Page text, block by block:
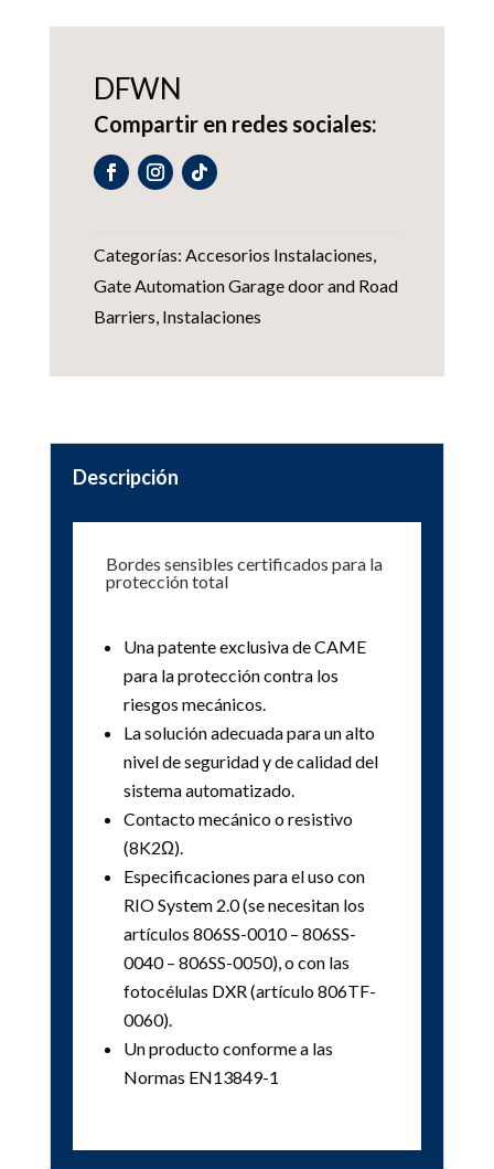
DFWN
Compartir en redes sociales:
Categorías: Accesorios Instalaciones,
Gate Automation Garage door and Road
Barriers, Instalaciones
Descripción
Bordes sensibles certificados para la
protección total
Una patente exclusiva de CAME
para la protección contra los
riesgos mecánicos.
La solución adecuada para un alto
nivel de seguridad y de calidad del
sistema automatizado.
Contacto mecánico o resistivo
(8K2Ω).
Especificaciones para el uso con
RIO System 2.0 (se necesitan los
artículos 806SS-0010 – 806SS-
0040 – 806SS-0050), o con las
fotocélulas DXR (artículo 806TF-
0060).
Un producto conforme a las
Normas EN13849-1